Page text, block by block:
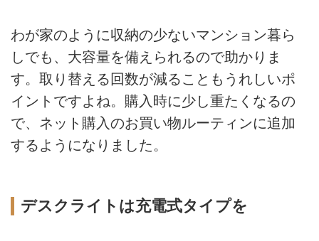
わが家のように収納の少ないマンション暮ら
しでも、大容量を備えられるので助かりま
す。取り替える回数が減ることもうれしいポ
イントですよね。購入時に少し重たくなるの
で、ネット購入のお買い物ルーティンに追加
するようになりました。
デスクライトは充電式タイプを